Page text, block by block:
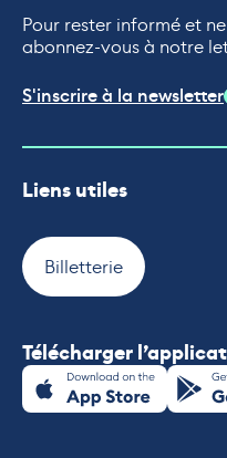
Pour rester informé et
abonnez-vous à notre
S'inscrire à la newsletter
Liens utiles
Billetterie
Télécharger